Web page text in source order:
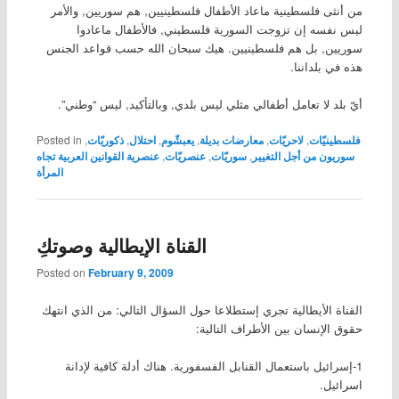
من أنثى فلسطينية ماعاد الأطفال فلسطينيين, هم سوريين, والأمر
ليس نفسه إن تزوجت السورية فلسطيني, فالأطفال ماعادوا
سوريين, بل هم فلسطينيين. هيك سبحان الله حسب قواعد الجنس
هذه في بلداننا.
أيّ بلد لا تعامل أطفالي مثلي ليس بلدي, وبالتأكيد, ليس “وطني”.
Posted in فلسطينيّات,لاحريّات,معارضات بديلة,يعبشّوم,احتلال,ذكوريّات,
سوريون من أجل التغيير,سوريّات,عنصريّات,عنصرية القوانين العربية تجاه
المرأة
القناة الإيطالية وصوتكِ
Posted on February 9, 2009
القناة الأيطالية تجري إستطلاعا حول السؤال التالي: من الذي انتهك
حقوق الإنسان بين الأطراف التالية:
1-إسرائيل باستعمال القنابل الفسفورية. هناك أدلة كافية لإدانة
اسرائيل.